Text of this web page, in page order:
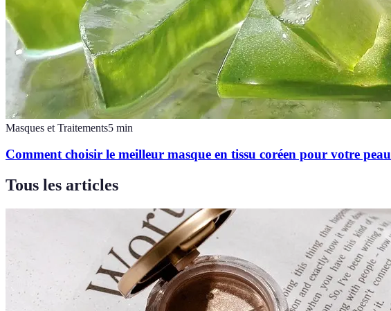
Masques et Traitements5 min
Comment choisir le meilleur masque en tissu coréen pour votre peau
Tous les articles